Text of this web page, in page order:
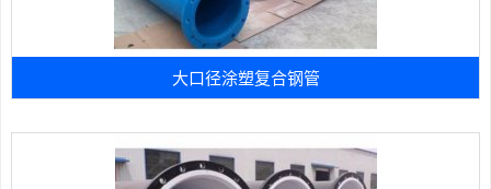
大口径涂塑复合钢管